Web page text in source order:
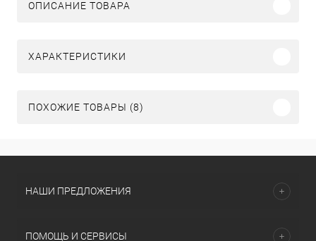
ОПИСАНИЕ ТОВАРА
ХАРАКТЕРИСТИКИ
ПОХОЖИЕ ТОВАРЫ (8)
НАШИ ПРЕДЛОЖЕНИЯ
ПОМОЩЬ И СЕРВИСЫ